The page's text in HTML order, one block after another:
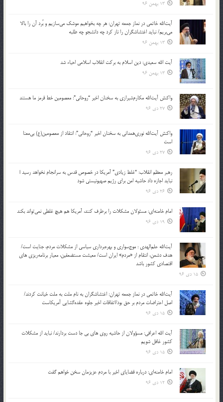
13 بهمن 96
آیت‌الله خاتمی در نماز جمعه تهران: هر چه بخواهیم موشک می‌سازیم و بُرد آن را بالا
می‌بریم/ نباید اغتشاشگران را ناز کرد چه دانشجو چه طلبه
13 بهمن 96
آیت الله سعیدی: دین اسلام به برکت انقلاب اسلامی احیاء شد
13 بهمن 96
واکنش آیت‌الله مکارم‌شیرازی به سخنان اخیر “روحانی”: معصومین خط قرمز ما هستند
27 دی 96
واکنش آیت‌الله نوری‌همدانی به سخنان اخیر “روحانی”: انتقاد از معصومین(ع) بی‌معنا
است
27 دی 96
رهبر معظم انقلاب: “غلط زیادی” آمریکا در خصوص قدس به سرانجام نخواهد رسید |
نباید اجازه داد حاشیه امن برای رژیم صهیونیستی شود
26 دی 96
امام خامنه‌ای: مسئولان مشکلات را برطرف کنند، آمریکا هم هیچ غلطی نمی‌تواند بکند
19 دی 96
آیت‌الله علم‌الهدی : موج‌سواری و بهره‌برداری سیاسی از مشکلات مردم، جنایت است/
هدف دشمن، انتقام از «مردم» ایران است/ معیشت مستضعفین، معیار برنامه‌ریزی های
اقتصادی کشور باشد
15 دی 96
آیت‌الله خاتمی در نماز جمعه تهران: اغتشاشگران به نام ملت به ملت خیانت کردند/
اصل اعتراضات مردم بر حق بود/اتفاقات اخیر جلوه عقده‌گشایی آمریکاست
15 دی 96
آیت الله اعرافی: مسؤولان از حاشیه روی های بی جا دست بردارند/ نباید از مشکلات
کشور غافل شویم
15 دی 96
امام خامنه‌ای: درباره قضایای اخیر با مردم عزیزمان سخن خواهم گفت
12 دی 96